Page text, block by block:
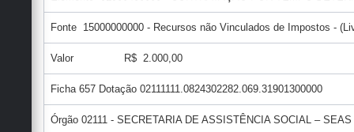
Fonte 15000000000 - Recursos não Vinculados de Impostos -
Valor R$ 2.000,00
Ficha 657 Dotação 02111111.0824302282.069.31901300000
Órgão 02111 - SECRETARIA DE ASSISTÊNCIA SOCIAL – SEAS